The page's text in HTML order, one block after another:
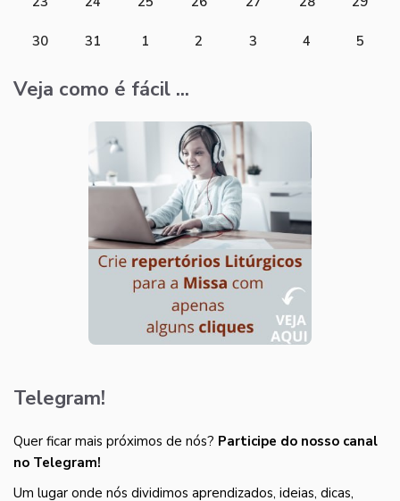
30 31 1 2 3 4 5
Veja como é fácil ...
Telegram!
Quer ficar mais próximos de nós? Participe do nosso canal
no Telegram!
Um lugar onde nós dividimos aprendizados, ideias, dicas,